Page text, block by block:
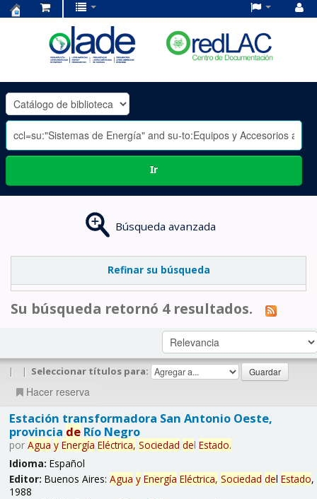
OLADE
-
Ir
Búsqueda avanzada
Refinar su búsqueda
Su búsqueda retornó 4 resultados.
| | Seleccionar títulos para:
Hacer reserva
Estación transformadora San Antonio Oeste,
provincia deRío Negro
por Agua y Energía Eléctrica, Sociedad del Estado.
Idioma: Español
Editor: Buenos Aires: Agua y Energía Eléctrica, Sociedad del Estado,
1988